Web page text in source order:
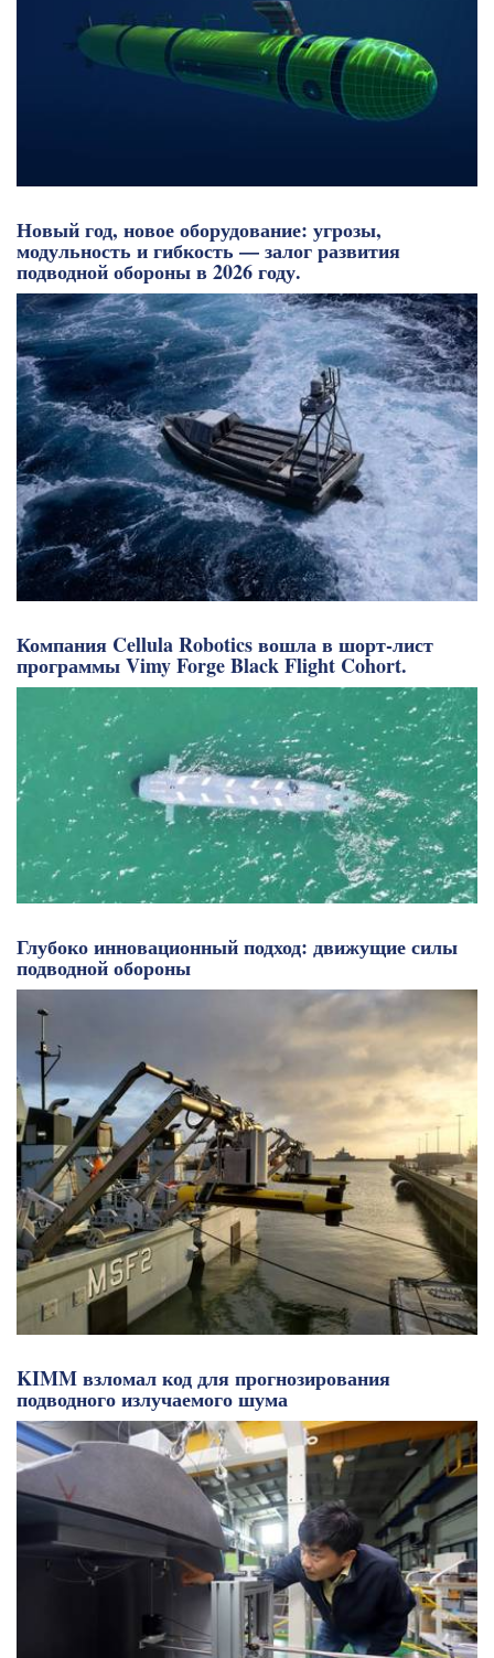
Новый год, новое оборудование: угрозы,
модульность и гибкость — залог развития
подводной обороны в 2026 году.
Компания Cellula Robotics вошла в шорт-лист
программы Vimy Forge Black Flight Cohort.
Глубоко инновационный подход: движущие силы
подводной обороны
KIMM взломал код для прогнозирования
подводного излучаемого шума